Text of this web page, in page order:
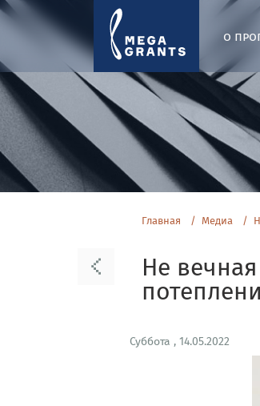
о
Главная Медиа
Не
Суббота , 14.05.2022